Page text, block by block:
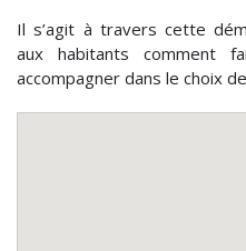
Il s’agit à travers cette
aux habitants comment
accompagner dans le choix